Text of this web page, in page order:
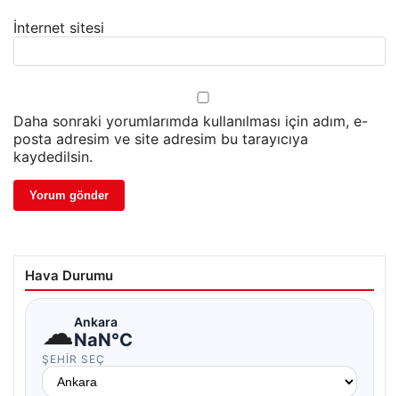
İnternet sitesi
Daha sonraki yorumlarımda kullanılması için adım, e-
posta adresim ve site adresim bu tarayıcıya
kaydedilsin.
Hava Durumu
☁Ankara
NaN°C
ŞEHIR SEÇ